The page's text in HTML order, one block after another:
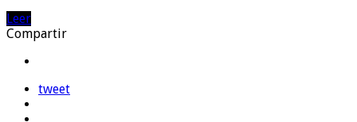
Leer
Compartir
tweet